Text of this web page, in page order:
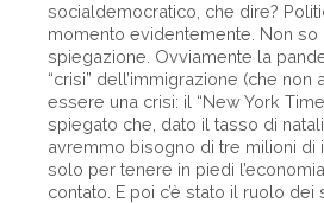
socialdemocratico, che dire?
momento evidentemente. Non so
spiegazione. Ovviamente la
“crisi” dell’immigrazione (che
essere una crisi: il “New York
spiegato che, dato il tasso di
avremmo bisogno di tre milioni di
solo per tenere in piedi
contato. E poi c’è stato il ruolo